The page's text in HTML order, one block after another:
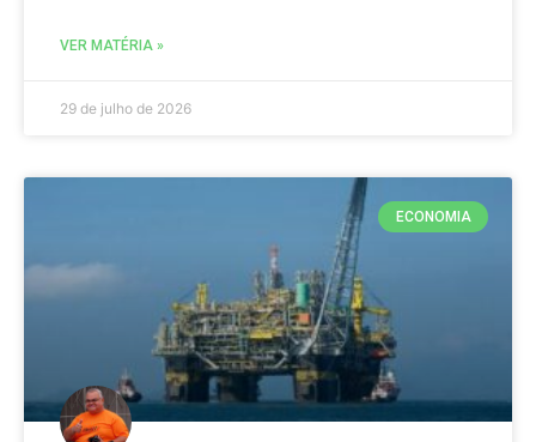
VER MATÉRIA »
29 de julho de 2026
ECONOMIA